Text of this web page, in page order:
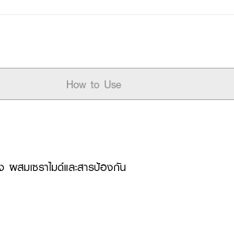
How to Use
ผสมเซราไมด์และสารป้องกัน